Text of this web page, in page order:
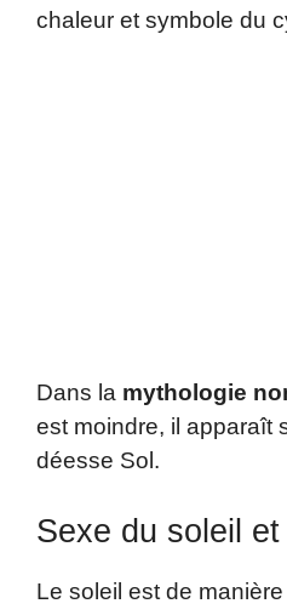
chaleur et symbole du
Dans la mythologie
est moindre, il apparaît
déesse Sol.
Sexe du soleil
Le soleil est de